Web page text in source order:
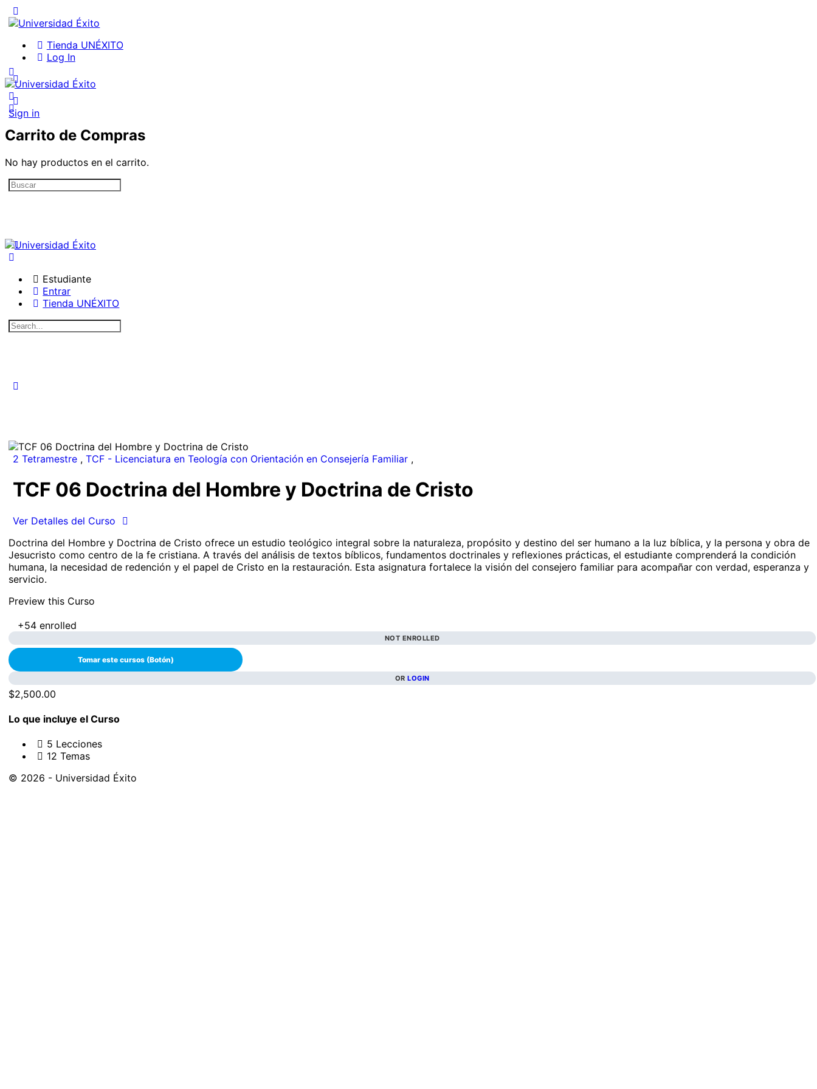
Tienda UNÉXITO
Log In
Sign in
Carrito de Compras
No hay productos en el carrito.
Search
for:
Estudiante
Entrar
Tienda UNÉXITO
Search
for:
2 Tetramestre , TCF - Licenciatura en Teología con Orientación en Consejería Familiar ,
TCF 06 Doctrina del Hombre y Doctrina de Cristo
Ver Detalles del Curso
Doctrina del Hombre y Doctrina de Cristo ofrece un estudio teológico integral sobre la naturaleza, propósito y destino del ser humano a la luz bíblica, y la persona y obra de
Jesucristo como centro de la fe cristiana. A través del análisis de textos bíblicos, fundamentos doctrinales y reflexiones prácticas, el estudiante comprenderá la condición
humana, la necesidad de redención y el papel de Cristo en la restauración. Esta asignatura fortalece la visión del consejero familiar para acompañar con verdad, esperanza y
servicio.
Preview this Curso
+54enrolled
NOT ENROLLED
ORLOGIN
$2,500.00
Lo que incluye el Curso
5 Lecciones
12 Temas
© 2026 - Universidad Éxito